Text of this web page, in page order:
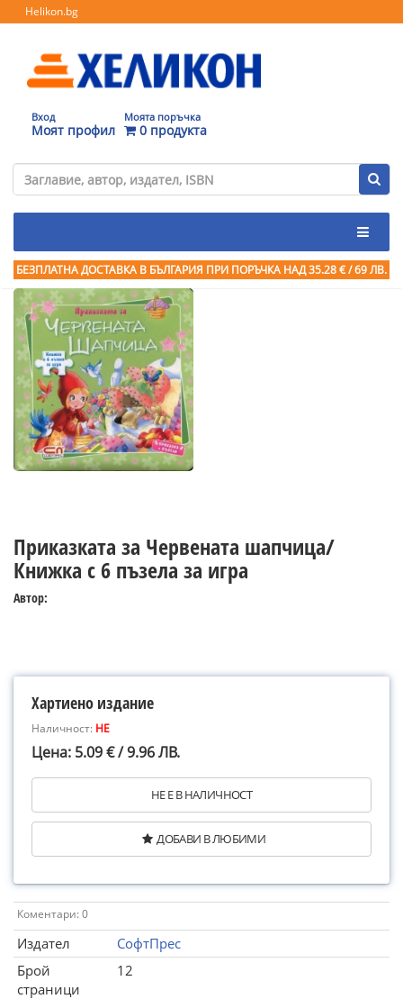
Helikon.bg
Вход
Моят профил
Моята поръчка
0 продукта
БЕЗПЛАТНА ДОСТАВКА В БЪЛГАРИЯ ПРИ ПОРЪЧКА НАД 35.28 € / 69 ЛВ.
Приказката за Червената шапчица/
Книжка с 6 пъзела за игра
Автор:
Хартиено издание
Наличност: НЕ
Цена: 5.09 € / 9.96 ЛВ.
НЕ Е В НАЛИЧНОСТ
ДОБАВИ В ЛЮБИМИ
Коментари: 0
Издател
СофтПрес
Брой
страници
12